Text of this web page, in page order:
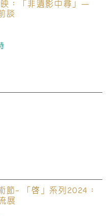
映：「非遺影中尋」—
談
節– 「啓」系列2024﹕
展